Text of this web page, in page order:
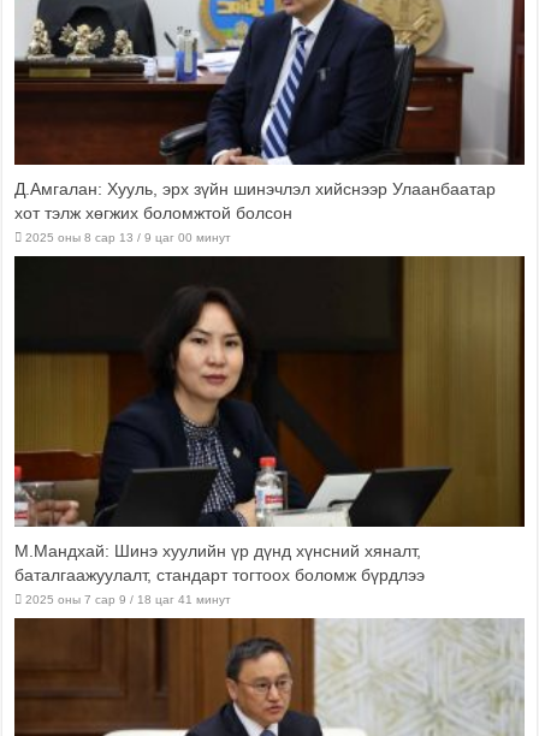
Д.Амгалан: Хууль, эрх зүйн шинэчлэл хийснээр Улаанбаатар
хот тэлж хөгжих боломжтой болсон
2025 оны 8 сар 13 / 9 цаг 00 минут
М.Мандхай: Шинэ хуулийн үр дүнд хүнсний хяналт,
баталгаажуулалт, стандарт тогтоох боломж бүрдлээ
2025 оны 7 сар 9 / 18 цаг 41 минут